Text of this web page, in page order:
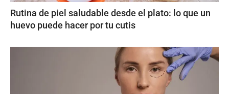
Rutina de piel saludable desde el plato: lo que un
huevo puede hacer por tu cutis